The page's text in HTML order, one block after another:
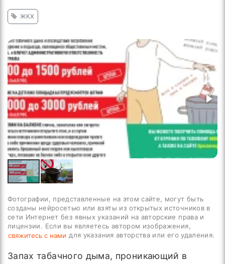
ЖКХ
Фотографии, представленные на этом сайте, могут быть
созданы нейросетью или взяты из открытых источников в
сети Интернет без явных указаний на авторские права и
лицензии. Если вы являетесь автором изображения,
свяжитесь с нами для указания авторства или его удаления.
Запах табачного дыма, проникающий в